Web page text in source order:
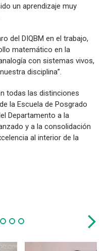
un aprendizaje muy
del DIQBM en el trabajo,
matemático en la
con sistemas vivos,
disciplina”.
todas las distinciones
la Escuela de Posgrado
Departamento a la
y a la consolidación
al interior de la